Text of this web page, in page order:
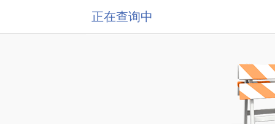
正在查询中